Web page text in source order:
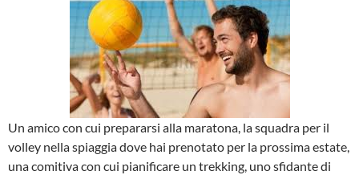
Un amico con cui prepararsi alla maratona, la squadra per il
volley nella spiaggia dove hai prenotato per la prossima estate,
una comitiva con cui pianificare un trekking, uno sfidante di